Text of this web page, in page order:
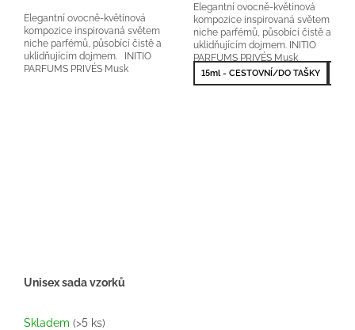
Elegantní ovocně-květinová
kompozice inspirovaná světem
niche parfémů, působící čistě a
uklidňujícím dojmem. INITIO
PARFUMS PRIVÉS Musk
Elegantní ovocně-květinová
kompozice inspirovaná světem
niche parfémů, působící čistě a
uklidňujícím dojmem. INITIO
PARFUMS PRIVÉS Musk
Therapy orientační cena:...
15ml - CESTOVNÍ/DO TAŠKY
Unisex sada vzorků
hodnocení
Skladem (>5 ks)